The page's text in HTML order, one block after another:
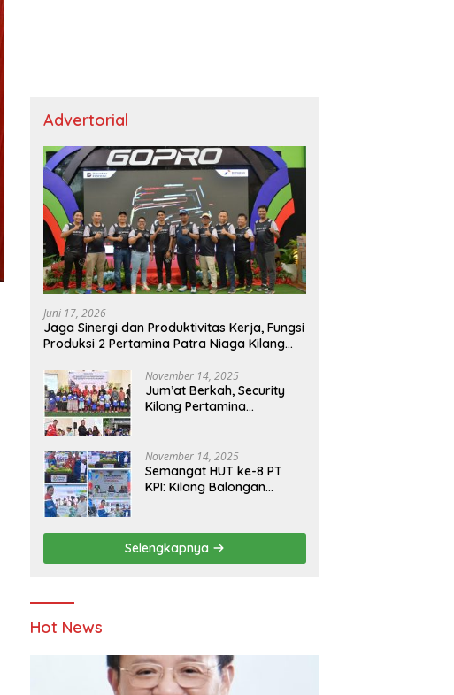
Advertorial
Juni 17, 2026
Jaga Sinergi dan Produktivitas Kerja, Fungsi
Produksi 2 Pertamina Patra Niaga Kilang
November 14, 2025
Jum’at Berkah, Security
Kilang Pertamina
November 14, 2025
Semangat HUT ke-8 PT
KPI: Kilang Balongan
Berbagi Bersama
Penyandang Disabilitas
dan Yayasan Pendidikan
Selengkapnya
Hot News